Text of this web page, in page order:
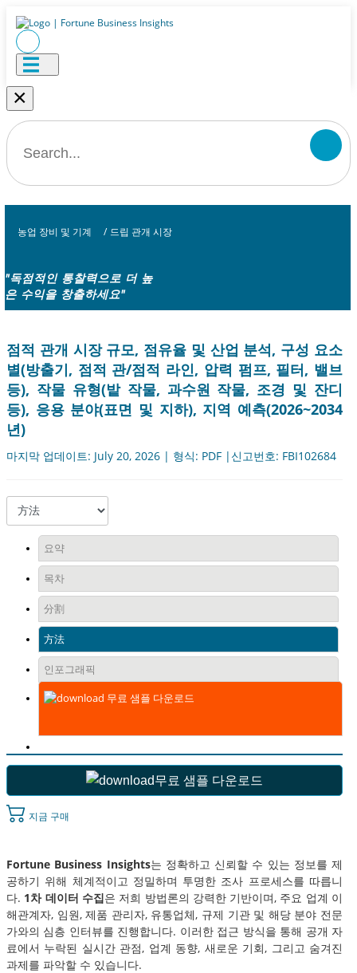
×
농업 장비 및 기계 / 드립 관개 시장
"독점적인 통찰력으로 더 높
은 수익을 창출하세요"
점적 관개 시장 규모, 점유율 및 산업 분석, 구성 요소
별(방출기, 점적 관/점적 라인, 압력 펌프, 필터, 밸브
등), 작물 유형(밭 작물, 과수원 작물, 조경 및 잔디
등), 응용 분야(표면 및 지하), 지역 예측(2026~2034
년)
마지막 업데이트: July 20, 2026 | 형식: PDF |신고번호: FBI102684
요약
목차
分割
方法
인포그래픽
무료 샘플 다운로드
무료 샘플 다운로드
지금 구매
Fortune Business Insights는 정확하고 신뢰할 수 있는 정보를 제
공하기 위해 체계적이고 정밀하며 투명한 조사 프로세스를 따릅니
다. 1차 데이터 수집은 저희 방법론의 강력한 기반이며, 주요 업계 이
해관계자, 임원, 제품 관리자, 유통업체, 규제 기관 및 해당 분야 전문
가와의 심층 인터뷰를 진행합니다. 이러한 접근 방식을 통해 공개 자
료에서 누락된 실시간 관점, 업계 동향, 새로운 기회, 그리고 숨겨진
과제를 파악할 수 있습니다.